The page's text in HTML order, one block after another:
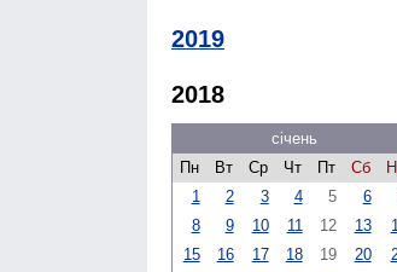
2019
2018
січень
Пн
Вт Ср Чт Пт Сб
1
2 3 4 5 6
8
9 10 11 12 13
15
16 17 18 19 20